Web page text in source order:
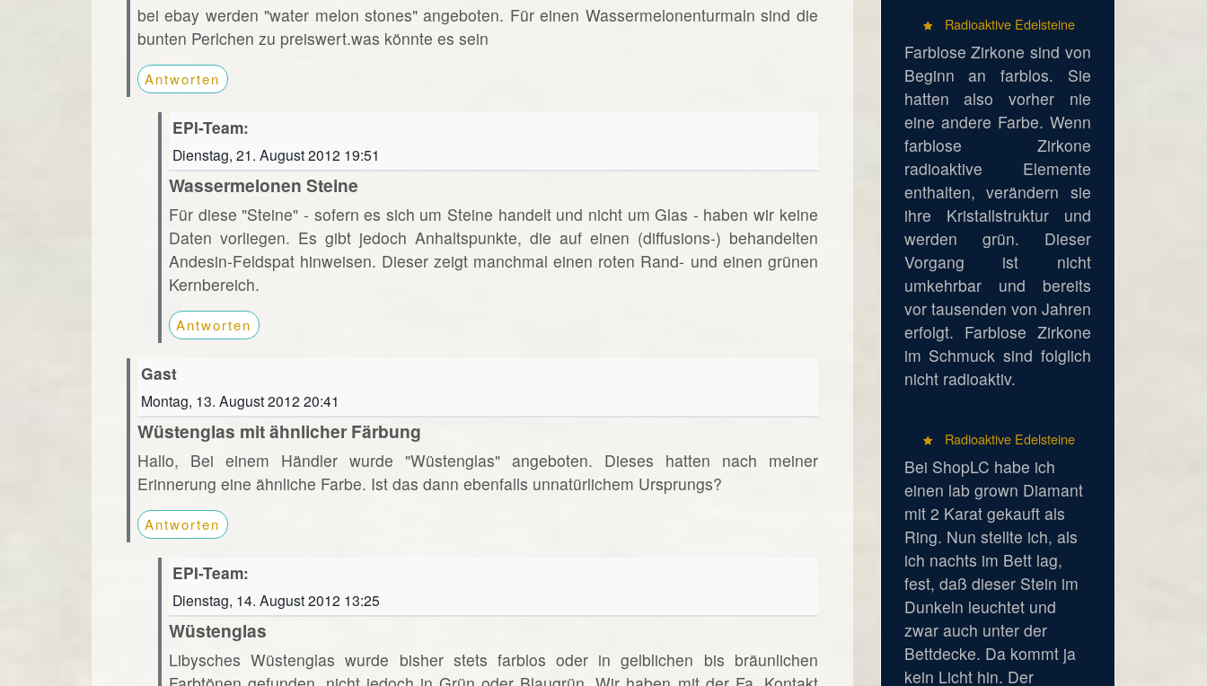
bei ebay werden "water melon stones" angeboten. Für einen Wassermelonenturmaln sind die
bunten Perlchen zu preiswert.was könnte es sein
Antworten
EPI-Team:
Dienstag, 21. August 2012 19:51
Wassermelonen Steine
Für diese "Steine" - sofern es sich um Steine handelt und nicht um Glas - haben wir keine
Daten vorliegen. Es gibt jedoch Anhaltspunkte, die auf einen (diffusions-) behandelten
Andesin-Feldspat hinweisen. Dieser zeigt manchmal einen roten Rand- und einen grünen
Kernbereich.
Antworten
Gast
Montag, 13. August 2012 20:41
Wüstenglas mit ähnlicher Färbung
Hallo, Bei einem Händler wurde "Wüstenglas" angeboten. Dieses hatten nach meiner
Erinnerung eine ähnliche Farbe. Ist das dann ebenfalls unnatürlichem Ursprungs?
Antworten
EPI-Team:
Dienstag, 14. August 2012 13:25
Wüstenglas
Libysches Wüstenglas wurde bisher stets farblos oder in gelblichen bis bräunlichen
Radioaktive Edelsteine
Farblose Zirkone sind von
Beginn an farblos. Sie
hatten also vorher nie
eine andere Farbe. Wenn
farblose Zirkone
radioaktive Elemente
enthalten, verändern sie
ihre Kristallstruktur und
werden grün. Dieser
Vorgang ist nicht
umkehrbar und bereits
vor tausenden von Jahren
erfolgt. Farblose Zirkone
im Schmuck sind folglich
nicht radioaktiv.
Radioaktive Edelsteine
Bei ShopLC habe ich
einen lab grown Diamant
mit 2 Karat gekauft als
Ring. Nun stellte ich, als
ich nachts im Bett lag,
fest, daß dieser Stein im
Dunkeln leuchtet und
zwar auch unter der
Bettdecke. Da kommt ja
kein Licht hin. Der